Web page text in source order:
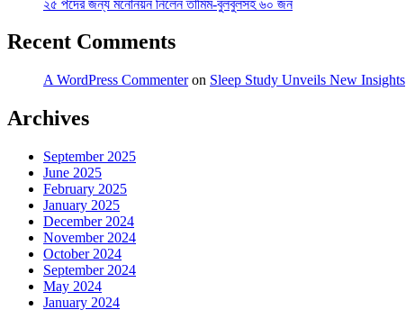
২৫ পদের জন্য মনোনয়ন নিলেন তামিম-বুলবুলসহ ৬০ জন
Recent Comments
A WordPress Commenteron Sleep Study Unveils New Insights
Archives
September 2025
June 2025
February 2025
January 2025
December 2024
November 2024
October 2024
September 2024
May 2024
January 2024